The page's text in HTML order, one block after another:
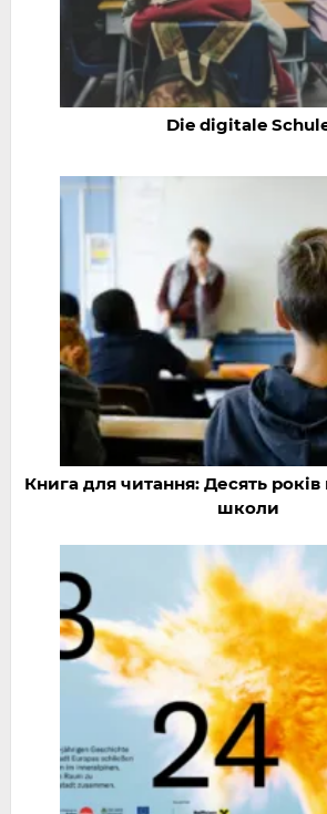
Die digitale
Книга для читання: Десять років
школи